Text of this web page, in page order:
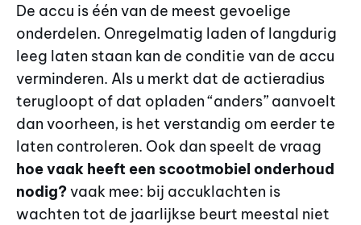
De accu is één van de meest gevoelige
onderdelen. Onregelmatig laden of langdurig
leeg laten staan kan de conditie van de accu
verminderen. Als u merkt dat de actieradius
terugloopt of dat opladen “anders” aanvoelt
dan voorheen, is het verstandig om eerder te
laten controleren. Ook dan speelt de vraag
hoe vaak heeft een scootmobiel onderhoud
nodig?vaak mee: bij accuklachten is
wachten tot de jaarlijkse beurt meestal niet